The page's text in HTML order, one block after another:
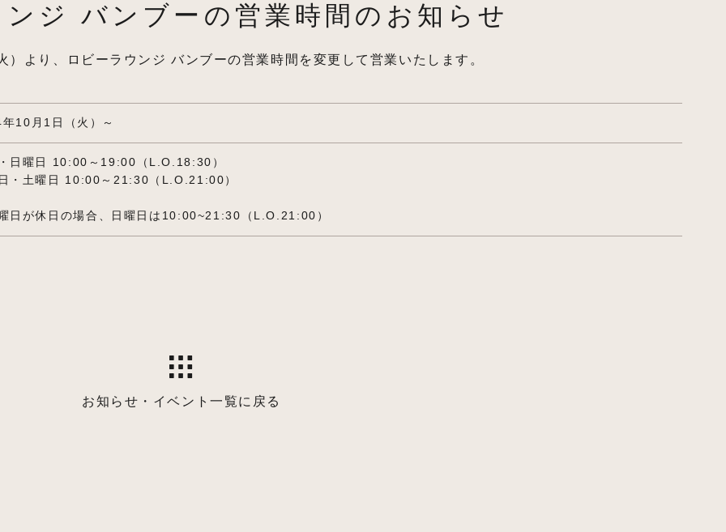
ジ バンブーの営業時間のお知らせ
より、ロビーラウンジ バンブーの営業時間を変更して営業いたします。
10月1日（火）～
日曜日 10:00～19:00（L.O.18:30）
・土曜日 10:00～21:30（L.O.21:00）
日が休日の場合、日曜日は10:00~21:30（L.O.21:00）
お知らせ・イベント一覧に戻る